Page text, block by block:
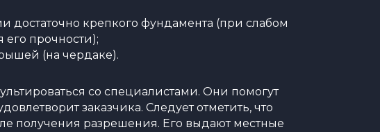
достаточно крепкого фундамента (при слабом
его прочности);
(на чердаке).
со специалистами. Они помогут
заказчика. Следует отметить, что
получения разрешения. Его выдают местные